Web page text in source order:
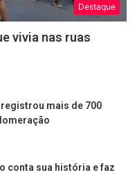
Destaque
vivia nas ruas
registrou mais de 700
conta sua história e faz